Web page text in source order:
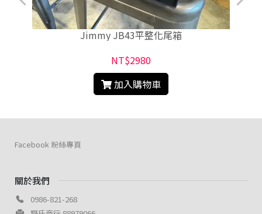
Jimmy JB43平整化尾箱
NT$2980
加入購物車
關於我們
0986-821-268
Facebook 粉絲專頁